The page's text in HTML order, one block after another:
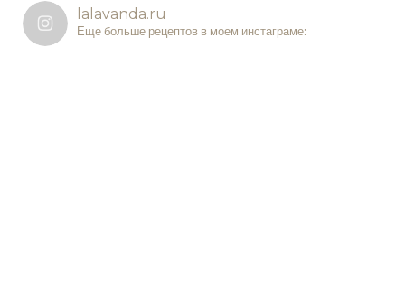
lalavanda.ru
Еще больше рецептов в моем инстаграме: